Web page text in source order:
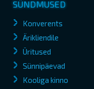
SÜNDMUSED
Konverents
Ärikliendile
Üritused
Sünnipäevad
Kooliga kinno